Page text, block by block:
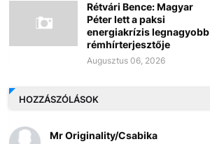
Rétvári Bence: Magyar
Péter lett a paksi
energiakrízis legnagyobb
rémhírterjesztője
Augusztus 06, 2026
HOZZÁSZÓLÁSOK
Mr Originality/Csabika